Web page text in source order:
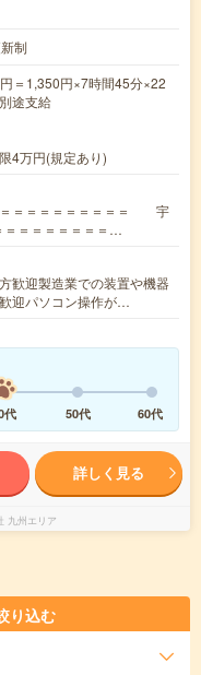
制
＝1,350円×7時間45分×22
途支給
4万円(規定あり)
＝＝＝＝＝＝＝＝＝ 宇
＝＝＝＝＝＝＝…
歓迎製造業での装置や機器
迎パソコン操作が…
代 50代 60代
詳しく見る
九州エリア
り込む